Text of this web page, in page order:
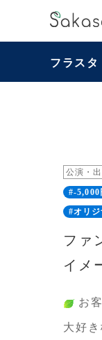
フラス
公演・
#-5,000
#オリ
ファ
イメ
お
大好